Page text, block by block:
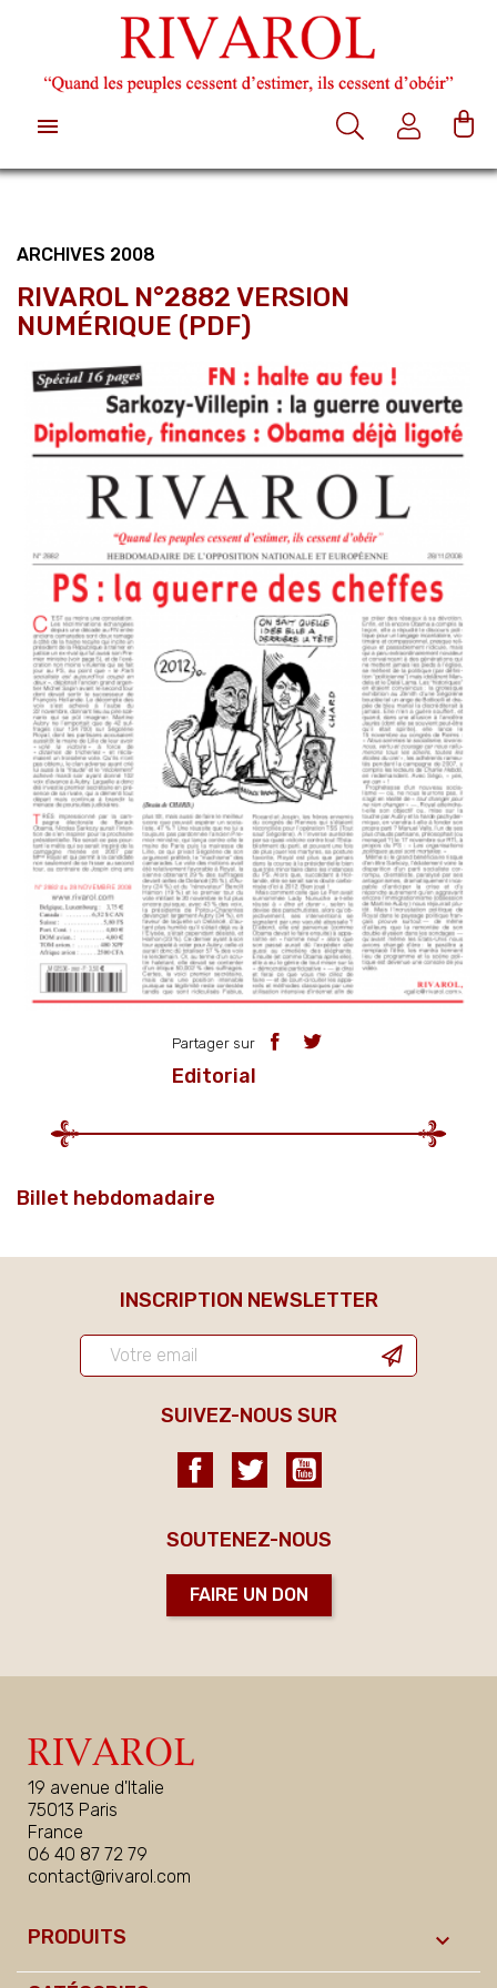

ARCHIVES 2008
RIVAROL N°2882 VERSION
NUMÉRIQUE (PDF)
Partager sur
Editorial
Billet hebdomadaire
INSCRIPTION NEWSLETTER
SUIVEZ-NOUS SUR
FacebookTwitter
SOUTENEZ-NOUS
FAIRE UN DON
19 avenue d'Italie
75013 Paris
France
06 40 87 72 79
contact@rivarol.com
PRODUITS 